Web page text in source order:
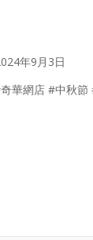
年9月3日
華網店 #中秋節